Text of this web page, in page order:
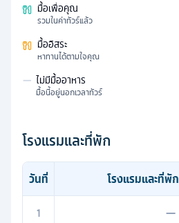
มื้อเพื่อคุณ
รวมในค่าทัวร์แล้ว
มื้ออิสระ
หาทานได้ตามใจคุณ
— ไม่มีมื้ออาหาร
มื้อนี้อยู่นอกเวลาทัวร์
โรงแรมและที่พัก
วันที่ โรงแรมและที่พัก
1
—